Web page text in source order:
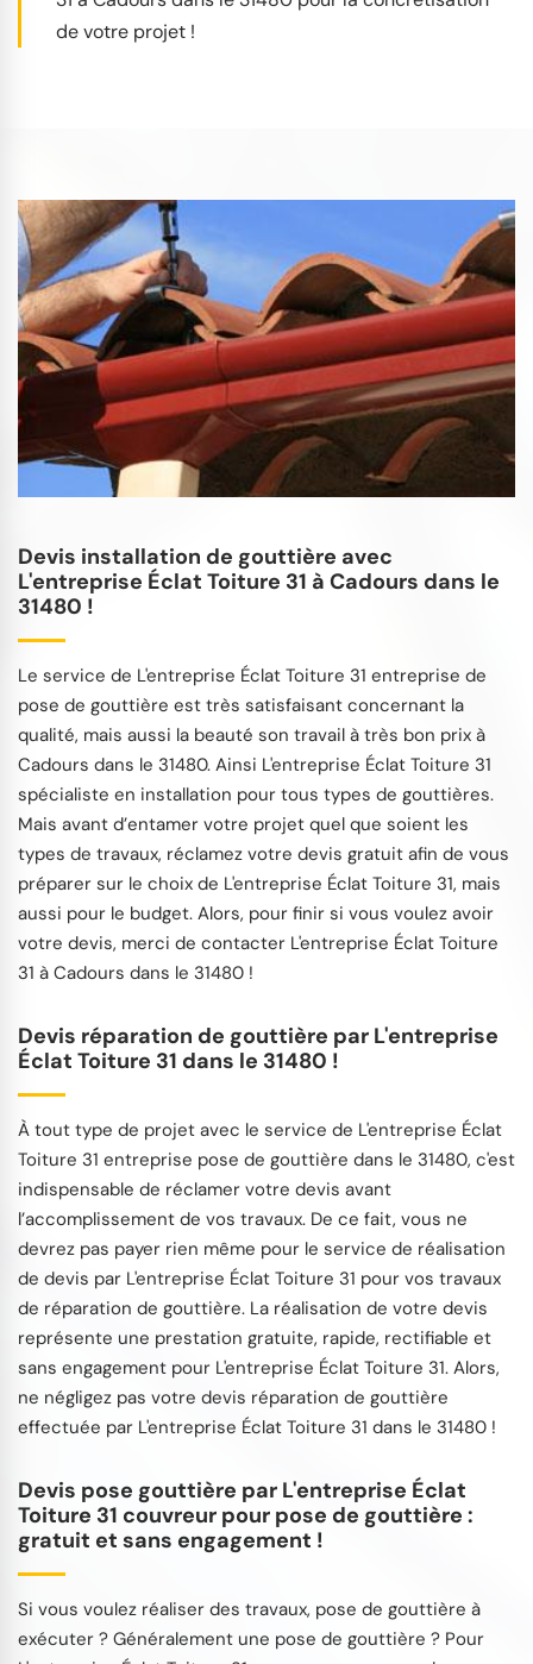
de votre projet !
Devis installation de gouttière avec
L'entreprise Éclat Toiture 31 à Cadours dans le
31480 !
Le service de L'entreprise Éclat Toiture 31 entreprise de
pose de gouttière est très satisfaisant concernant la
qualité, mais aussi la beauté son travail à très bon prix à
Cadours dans le 31480. Ainsi L'entreprise Éclat Toiture 31
spécialiste en installation pour tous types de gouttières.
Mais avant d’entamer votre projet quel que soient les
types de travaux, réclamez votre devis gratuit afin de vous
préparer sur le choix de L'entreprise Éclat Toiture 31, mais
aussi pour le budget. Alors, pour finir si vous voulez avoir
votre devis, merci de contacter L'entreprise Éclat Toiture
31 à Cadours dans le 31480 !
Devis réparation de gouttière par L'entreprise
Éclat Toiture 31 dans le 31480 !
À tout type de projet avec le service de L'entreprise Éclat
Toiture 31 entreprise pose de gouttière dans le 31480, c'est
indispensable de réclamer votre devis avant
l’accomplissement de vos travaux. De ce fait, vous ne
devrez pas payer rien même pour le service de réalisation
de devis par L'entreprise Éclat Toiture 31 pour vos travaux
de réparation de gouttière. La réalisation de votre devis
représente une prestation gratuite, rapide, rectifiable et
sans engagement pour L'entreprise Éclat Toiture 31. Alors,
ne négligez pas votre devis réparation de gouttière
effectuée par L'entreprise Éclat Toiture 31 dans le 31480 !
Devis pose gouttière par L'entreprise Éclat
Toiture 31 couvreur pour pose de gouttière :
gratuit et sans engagement !
Si vous voulez réaliser des travaux, pose de gouttière à
exécuter ? Généralement une pose de gouttière ? Pour